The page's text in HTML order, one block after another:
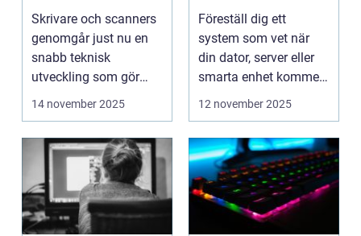
scanners
Skrivare och scanners
genomgår just nu en
snabb teknisk
utveckling som gör
dem mer intell...
14 november 2025
förutsäga fel innan
de händer
Föreställ dig ett
system som vet när
din dator, server eller
smarta enhet kommer
att ...
12 november 2025